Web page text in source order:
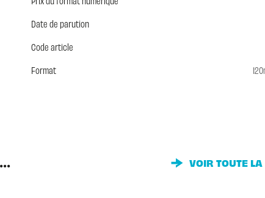
Date de parution
Code article
Format
VOIR TOUTE LA